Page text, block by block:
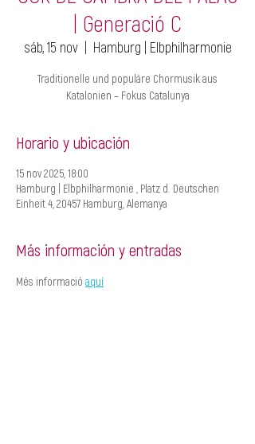
| Generació C
sáb, 15 nov
  |
Hamburg | Elbphilharmonie
Traditionelle und populäre Chormusik aus
Katalonien – Fokus Catalunya
Horario y ubicación
15 nov 2025, 18:00
Hamburg | Elbphilharmonie , Platz d. Deutschen
Einheit 4, 20457 Hamburg, Alemanya
Más información y entradas
Més informació aquí